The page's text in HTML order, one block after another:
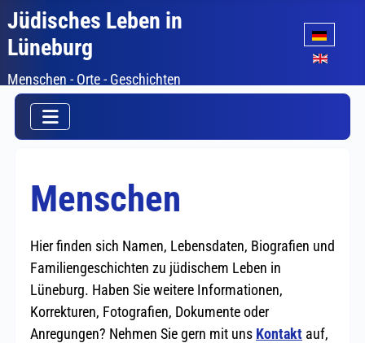
Jüdisches Leben in
Lüneburg
Menschen - Orte - Geschichten
Sprache